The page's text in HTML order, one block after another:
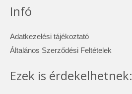
Infó
Adatkezelési tájékoztató
Általános Szerződési Feltételek
Ezek is érdekelhetnek: